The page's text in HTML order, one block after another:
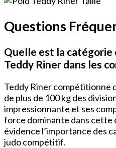
Questions
Quelle est la
Teddy Riner dans les
Teddy Riner compétitionne
de plus de 100 kg des
impressionnante et ses
force dominante dans cette
évidence l’importance des
judo compétitif.